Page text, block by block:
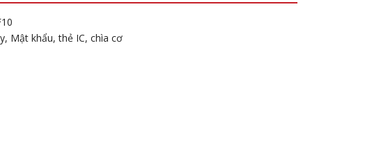
Mật khẩu, thẻ IC, chìa cơ